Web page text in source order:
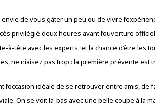
de vous gâter un peu ou de vivre
privilégié deux heures avant l’ouverture
à-tête avec les experts, et la chance d’être les
ne niaisez pas trop : la première prévente est
l’occasion idéale de se retrouver entre amis,
On se voit là-bas avec une belle coupe à la